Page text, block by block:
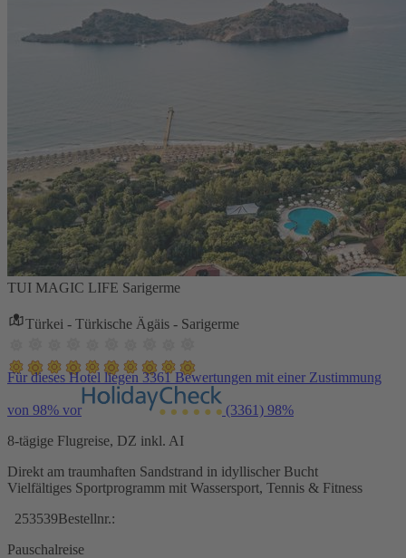
TUI MAGIC LIFE Sarigerme
Türkei - Türkische Ägäis - Sarigerme
Für dieses Hotel liegen 3361 Bewertungen mit einer Zustimmung
von 98% vor (3361) 98%
8-tägige Flugreise, DZ inkl. AI
Direkt am traumhaften Sandstrand in idyllischer Bucht
Vielfältiges Sportprogramm mit Wassersport, Tennis & Fitness
253539Bestellnr.:
Pauschalreise